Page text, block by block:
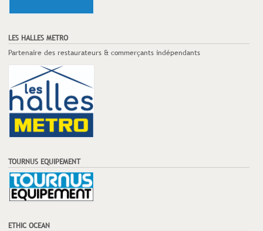
LES HALLES METRO
Partenaire des restaurateurs & commerçants indépendants
TOURNUS EQUIPEMENT
ETHIC OCEAN